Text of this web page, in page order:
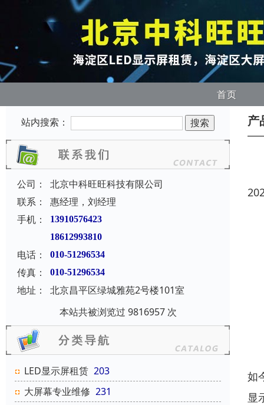
首页
站内搜索：
公司：
北京中科旺旺科技有限公司
联系：
惠经理，刘经理
手机：
13910576423
18612993810
电话： 010-51296534
传真： 010-51296534
地址：
北京昌平区绿城雅苑2号楼101室
本站共被浏览过 9816957 次
LED显示屏租赁 203
大屏幕专业维修 231
产
如
显